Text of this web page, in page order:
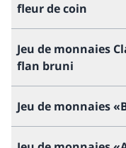
fleur de coin
Jeu de monnaies
flan bruni
Jeu de monnaies